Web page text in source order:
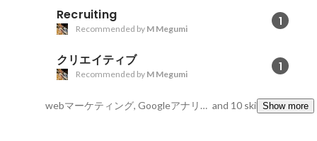
Recruiting 1
Recommended by M Megumi
クリエイティブ 1
Recommended by M Megumi
webマーケティング, Googleアナリティクス, Google Adwords and 10 skillsShow more